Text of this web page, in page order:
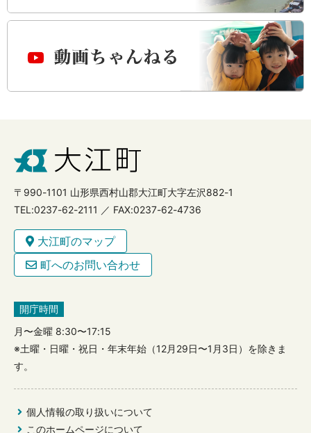
〒990-1101 山形県西村山郡大江町大字左沢882-1
TEL:0237-62-2111 ／ FAX:0237-62-4736
大江町のマップ
町へのお問い合わせ
開庁時間
月〜金曜 8:30〜17:15
※土曜・日曜・祝日・年末年始（12月29日〜1月3日）を除きま
す。
個人情報の取り扱いについて
このホームページについて